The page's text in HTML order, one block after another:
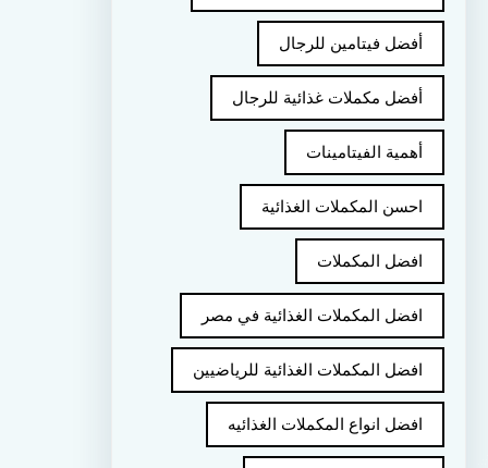
أفضل فيتامين للرجال
أفضل مكملات غذائية للرجال
أهمية الفيتامينات
احسن المكملات الغذائية
افضل المكملات
افضل المكملات الغذائية في مصر
افضل المكملات الغذائية للرياضيين
افضل انواع المكملات الغذائيه